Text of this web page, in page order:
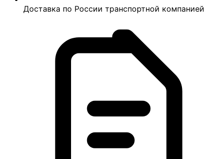
Доставка по России транспортной компанией